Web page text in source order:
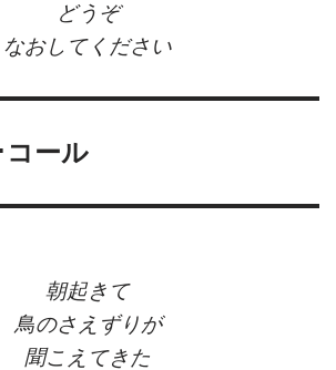
どうぞ
なおしてください
コール
朝起きて
鳥のさえずりが
聞こえてきた